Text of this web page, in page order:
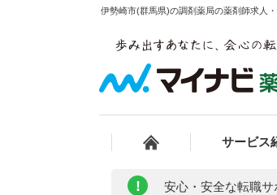
伊勢崎市(群馬県)の調剤薬局の薬剤師求人
サービス
! 安心・安全な転職サ